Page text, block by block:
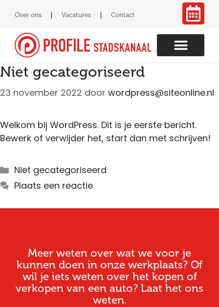
Over ons Vacatures Contact
Niet gecategoriseerd
23 november 2022 door wordpress@siteonline.nl
Welkom bij WordPress. Dit is je eerste bericht.
Bewerk of verwijder het, start dan met schrijven!
Niet gecategoriseerd
Plaats een reactie
Meer weten over wat we voor je
kunnen doen in onze werkplaats? Of
wil je iets weten over het kopen of
verkopen van een auto? Laat het ons
weten.